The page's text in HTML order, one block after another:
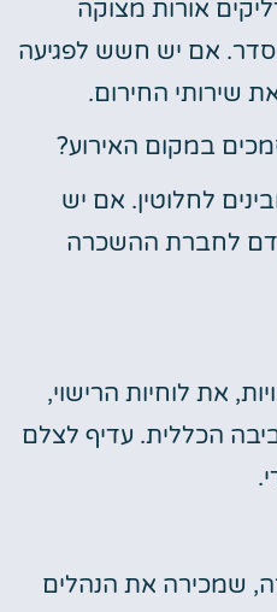
אורות מצוקה
אם יש חשש לפגיעה
שירותי החירום.
במקום האירוע?
לחלוטין. אם יש
לחברת ההשכרה
את לוחיות הרישוי,
הכללית. עדיף לצלם
שמכירה את הנהלים